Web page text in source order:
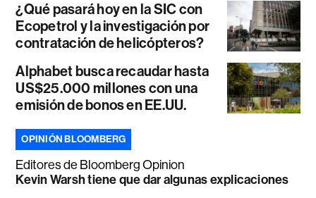
¿Qué pasará hoy en la SIC con
Ecopetrol y la investigación por
contratación de helicópteros?
Alphabet busca recaudar hasta
US$25.000 millones con una
emisión de bonos en EE.UU.
OPINIÓN BLOOMBERG
Editores de Bloomberg Opinion
Kevin Warsh tiene que dar algunas explicaciones